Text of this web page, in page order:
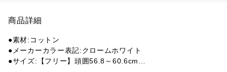
商品詳細
●素材:コットン
●メーカーカラー表記:クロームホワイト
●サイズ:【フリー】頭囲56.8～60.6cm